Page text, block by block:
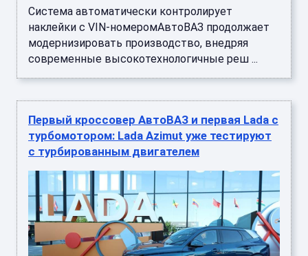
Система автоматически контролирует
наклейки с VIN-номеромАвтоВАЗ продолжает
модернизировать производство, внедряя
современные высокотехнологичные реш ...
Первый кроссовер АвтоВАЗ и первая Lada с
турбомотором: Lada Azimut уже тестируют
с турбированным двигателем